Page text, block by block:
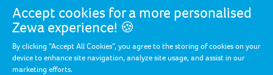
brendovima kao što su Actimove, Cutimed, JOBST, Knix,
Leukoplast, Libero, Libresse, Lotus, Modibodi,
2024. godine ostvario neto prodaju od približno 146
milijardi SEK (13 milijardi EUR) i zapošljavao 36.000
Accept cookies for a more personalised
Zewa experience! 🍪
By clicking “Accept All Cookies”, you agree to the storing of cookies on your
device to enhance site navigation, analyze site usage, and assist in our
marketing efforts.